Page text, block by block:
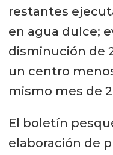
restantes
en agua dulce;
disminución de
un centro
mismo mes de
El boletín
elaboración de